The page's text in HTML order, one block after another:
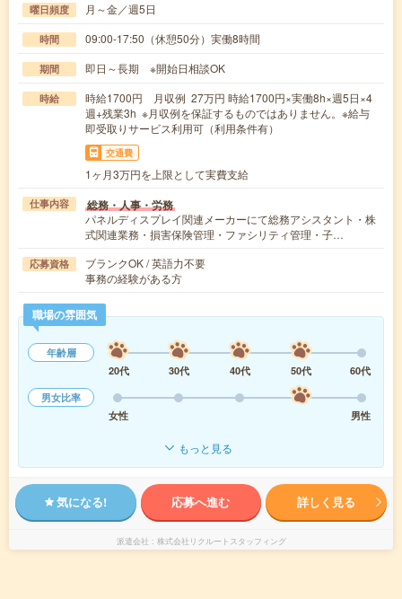
曜日頻度 月～金／週5日
時間 09:00-17:50（休憩50分）実働8時間
期間 即日～長期 ※開始日相談OK
時給
時給1700円 月収例 27万円 時給1700円×実働8h×週5日×4
週+残業3h ※月収例を保証するものではありません。※給与
即受取りサービス利用可（利用条件有）
交通費
1ヶ月3万円を上限として実費支給
仕事内容 総務・人事・労務
パネルディスプレイ関連メーカーにて総務アシスタント・株
式関連業務・損害保険管理・ファシリティ管理・子…
応募資格
ブランクOK / 英語力不要
事務の経験がある方
職場の雰囲気
年齢層
20代
30代 40代 50代
60代
男女比率
女性
男性
もっと見る
気になる! 応募へ進む 詳しく見る
派遣会社 株式会社リクルートスタッフィング